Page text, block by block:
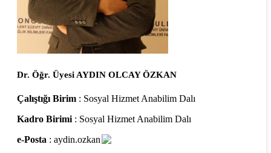
Dr. Öğr. Üyesi AYDIN OLCAY ÖZKAN
Çalıştığı Birim : Sosyal Hizmet Anabilim Dalı
Kadro Birimi : Sosyal Hizmet Anabilim Dalı
e-Posta : aydin.ozkan